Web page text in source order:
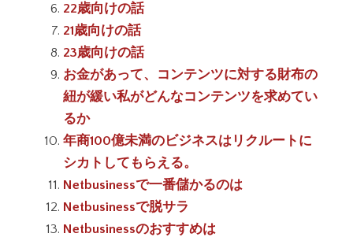
22歳向けの話
21歳向けの話
23歳向けの話
お金があって、コンテンツに対する財布の
紐が緩い私がどんなコンテンツを求めてい
るか
年商100億未満のビジネスはリクルートに
シカトしてもらえる。
Netbusinessで一番儲かるのは
Netbusinessで脱サラ
Netbusinessのおすすめは